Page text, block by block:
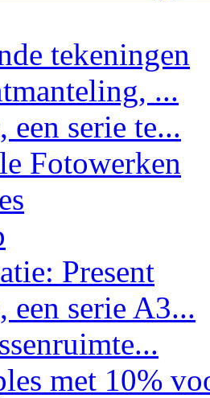
tekeningen
...
een serie te...
Fotowerken
Present
een serie A3...
met 10%